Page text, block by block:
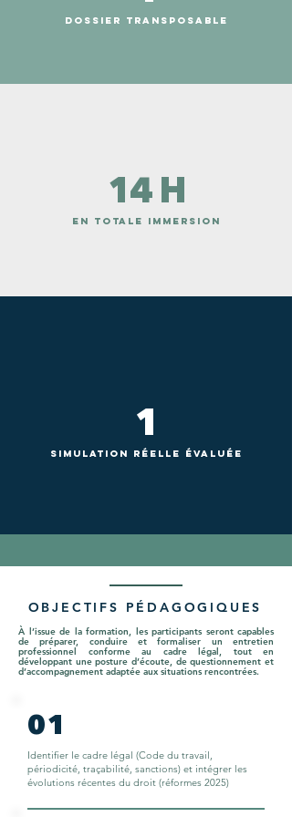
DOSSIER TRANSPOSABLE
14 H
en totale immersion
1
SIMULATION RÉELLE ÉVALUÉE
OBJECTIFS PÉDAGOGIQUES
À l’issue de la formation, les participants seront capables
de préparer, conduire et formaliser un entretien
professionnel conforme au cadre légal, tout en
développant une posture d’écoute, de questionnement et
d’accompagnement adaptée aux situations rencontrées.
01
Identifier le cadre légal (Code du travail,
périodicité, traçabilité, sanctions) et intégrer les
évolutions récentes du droit (réformes 2025)